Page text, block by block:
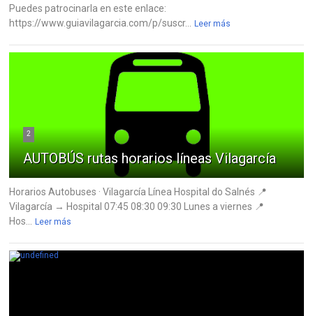
Puedes patrocinarla en este enlace:
https://www.guiavilagarcia.com/p/suscr...
Leer más
2
AUTOBÚS rutas horarios líneas Vilagarcía
Horarios Autobuses · Vilagarcía Línea Hospital do Salnés 📍
Vilagarcía → Hospital 07:45 08:30 09:30 Lunes a viernes 📍
Hos...
Leer más